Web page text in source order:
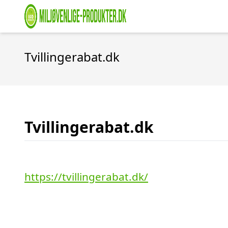
Tvillingerabat.dk
Tvillingerabat.dk
https://tvillingerabat.dk/